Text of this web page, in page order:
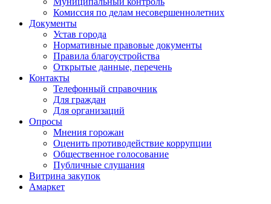
Комиссия по делам несовершеннолетних
Документы
Устав города
Нормативные правовые документы
Правила благоустройства
Открытые данные, перечень
Контакты
Телефонный справочник
Для граждан
Для организаций
Опросы
Мнения горожан
Оценить противодействие коррупции
Общественное голосование
Публичные слушания
Витрина закупок
Амаркет